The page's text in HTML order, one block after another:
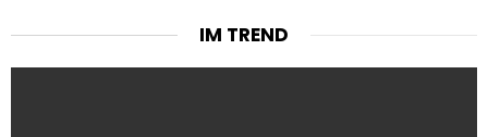
IM TREND